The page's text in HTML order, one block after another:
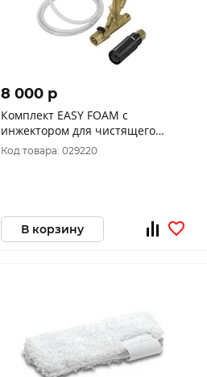
8 000 p
Комплект EASY FOAM с
инжектором для чистящего
средства 2.640-691.0
Код товара: 029220
В корзину